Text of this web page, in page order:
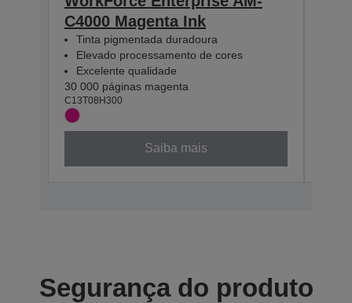
C4000 Magenta Ink
Tinta pigmentada duradoura
Elevado processamento de cores
Excelente qualidade
30 000 páginas magenta
C13T08H300
Saiba mais
Segurança do produto